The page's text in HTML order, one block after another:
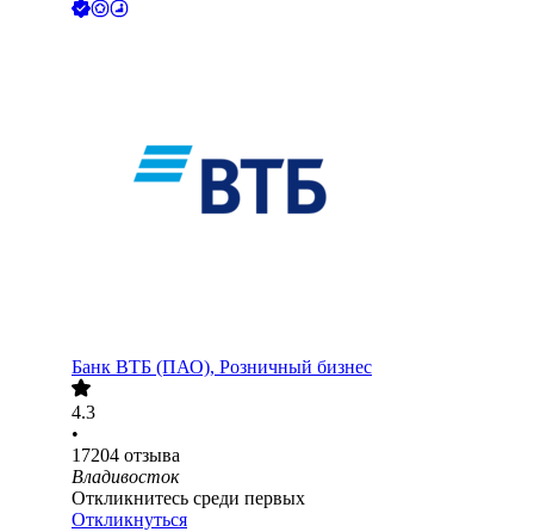
Банк ВТБ (ПАО), Розничный бизнес
4.3
•
17204 отзыва
Владивосток
Откликнитесь среди первых
Откликнуться